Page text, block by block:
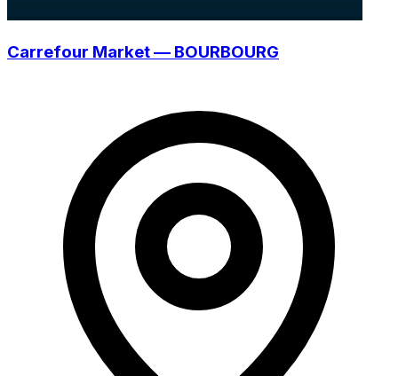
Carrefour Market — BOURBOURG